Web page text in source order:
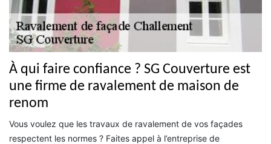
À qui faire confiance ? SG Couverture est
une firme de ravalement de maison de
renom
Vous voulez que les travaux de ravalement de vos façades
respectent les normes ? Faites appel à l’entreprise de